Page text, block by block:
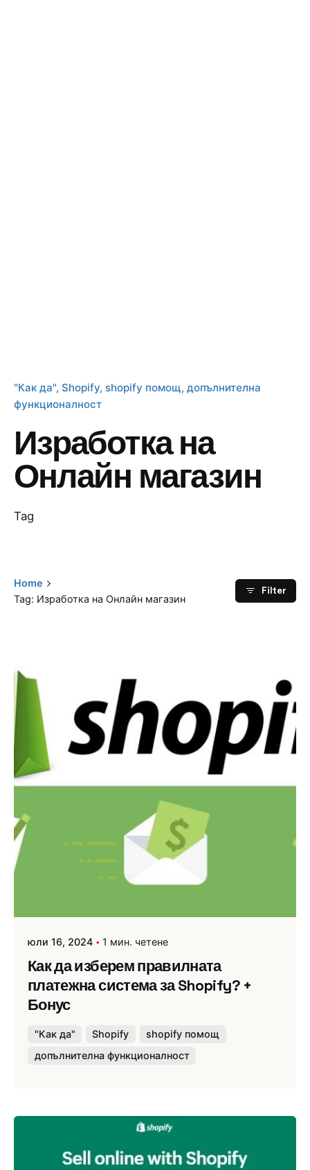
"Как да" Shopify shopify помощ допълнителна
функционалност
Изработка на
Онлайн магазин
Tag
Home
Tag: Изработка на Онлайн магазин
Filter
юли 16, 2024 1 мин. четене
Как да изберем правилната
платежна система за Shopify? +
Бонус
"Как да" Shopify
shopify помощ
допълнителна функционалност
Публикувано от
Webness